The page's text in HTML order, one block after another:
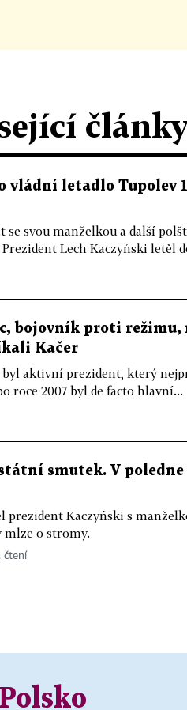
články
vládní letadlo Tupolev
se svou manželkou a další
Lech Kaczyński letěl
bojovník proti
Kačer
byl aktivní prezident, který
roce 2007 byl de facto hlavní...
smutek. V
prezident Kaczyński s
mlze o stromy.
čtení
Polsko